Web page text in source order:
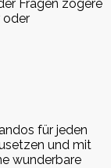
Fragen zögere
oder
für jeden
und mit
wunderbare